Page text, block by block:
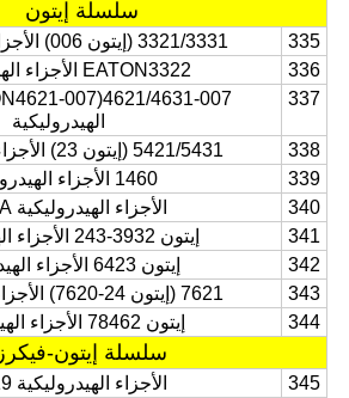
سلسلة إيتون
335
3321/3331 (إيتون 006) الأجزاء الهيدروليكية
336
EATON3322 الأجزاء الهيدروليكية
337
الهيدروليكية
338
5421/5431 (إيتون 23) الأجزاء الهيدروليكية
339
1460 الأجزاء الهيدروليكية
340
الأجزاء الهيدروليكية CS05A
341
إيتون 3932-243 الأجزاء الهيدروليكية
342
إيتون 6423 الأجزاء الهيدروليكية
343
7621 (إيتون 24-7620) الأجزاء الهيدروليكية
344
إيتون 78462 الأجزاء الهيدروليكية
سلسلة إيتون-فيكرز
345
الأجزاء الهيدروليكية PVE19